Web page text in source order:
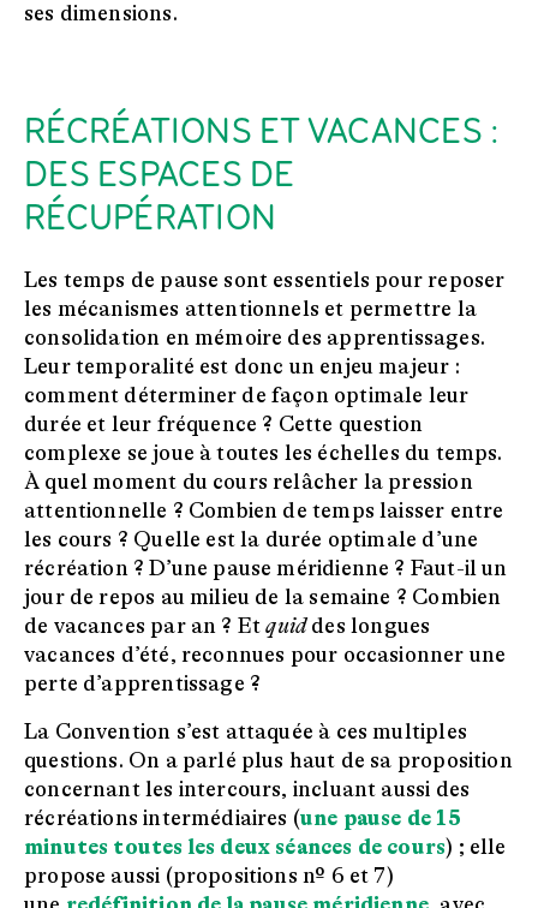
ses dimensions.
RÉCRÉATIONS ET VACANCES :
DES ESPACES DE
RÉCUPÉRATION
Les temps de pause sont essentiels pour reposer
les mécanismes attentionnels et permettre la
consolidation en mémoire des apprentissages.
Leur temporalité est donc un enjeu majeur :
comment déterminer de façon optimale leur
durée et leur fréquence ? Cette question
complexe se joue à toutes les échelles du temps.
À quel moment du cours relâcher la pression
attentionnelle ? Combien de temps laisser entre
les cours ? Quelle est la durée optimale d’une
récréation ? D’une pause méridienne ? Faut-il un
jour de repos au milieu de la semaine ? Combien
de vacances par an ? Etquiddes longues
vacances d’été, reconnues pour occasionner une
perte d’apprentissage ?
La Convention s’est attaquée à ces multiples
questions. On a parlé plus haut de sa proposition
concernant les intercours, incluant aussi des
récréations intermédiaires (une pause de 15
minutes toutes les deux séances de cours) ; elle
propose aussi (propositions nº 6 et 7)